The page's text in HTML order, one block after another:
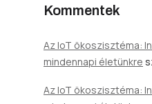
Kommentek
Az IoT ökoszisztéma:
mindennapi életünkre
Az IoT ökoszisztéma: